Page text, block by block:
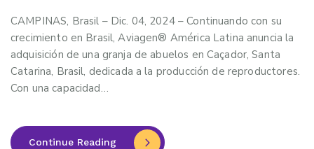
CAMPINAS, Brasil – Dic. 04, 2024 – Continuando con su
crecimiento en Brasil, Aviagen® América Latina anuncia la
adquisición de una granja de abuelos en Caçador, Santa
Catarina, Brasil, dedicada a la producción de reproductores.
Con una capacidad…
Continue Reading